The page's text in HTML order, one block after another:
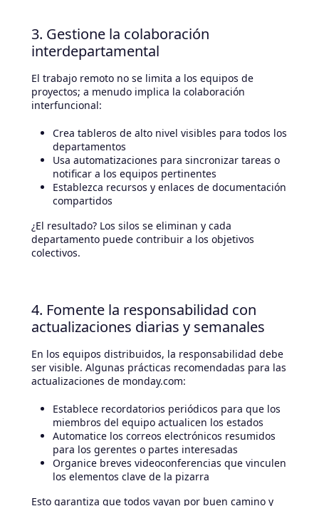
3. Gestione la colaboración
interdepartamental
El trabajo remoto no se limita a los equipos de
proyectos; a menudo implica la colaboración
interfuncional:
Crea tableros de alto nivel visibles para todos los
departamentos
Usa automatizaciones para sincronizar tareas o
notificar a los equipos pertinentes
Establezca recursos y enlaces de documentación
compartidos
¿El resultado? Los silos se eliminan y cada
departamento puede contribuir a los objetivos
colectivos.
4. Fomente la responsabilidad con
actualizaciones diarias y semanales
En los equipos distribuidos, la responsabilidad debe
ser visible. Algunas prácticas recomendadas para las
actualizaciones de monday.com:
Establece recordatorios periódicos para que los
miembros del equipo actualicen los estados
Automatice los correos electrónicos resumidos
para los gerentes o partes interesadas
Organice breves videoconferencias que vinculen
los elementos clave de la pizarra
Esto garantiza que todos vayan por buen camino y